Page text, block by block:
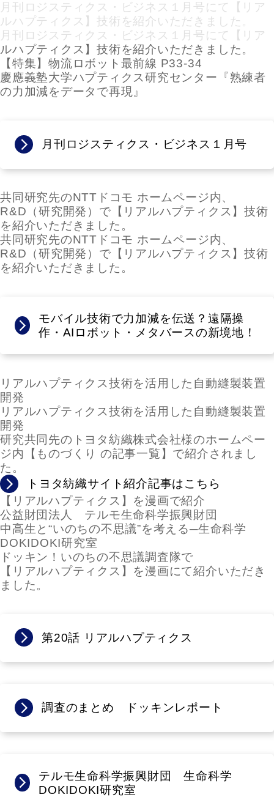
月刊ロジスティクス・ビジネス１月号にて【リア
ルハプティクス】技術を紹介いただきました。
月刊ロジスティクス・ビジネス１月号にて【リア
ルハプティクス】技術を紹介いただきました。
【特集】物流ロボット最前線 P33-34
慶應義塾大学ハプティクス研究センター『熟練者
の力加減をデータで再現』
月刊ロジスティクス・ビジネス１月号
共同研究先のNTTドコモ ホームページ内、
R&D（研究開発）で【リアルハプティクス】技術
を紹介いただきました。
共同研究先のNTTドコモ ホームページ内、
R&D（研究開発）で【リアルハプティクス】技術
を紹介いただきました。
モバイル技術で力加減を伝送？遠隔操
作・AIロボット・メタバースの新境地！
リアルハプティクス技術を活用した自動縫製装置
開発
リアルハプティクス技術を活用した自動縫製装置
開発
研究共同先のトヨタ紡織株式会社様のホームペー
ジ内【ものづくり の記事一覧】で紹介されまし
た。
トヨタ紡織サイト紹介記事はこちら
【リアルハプティクス】を漫画で紹介
公益財団法人 テルモ生命科学振興財団
中高生と“いのちの不思議”を考える─生命科学
DOKIDOKI研究室
ドッキン！いのちの不思議調査隊で
【リアルハプティクス】を漫画にて紹介いただき
ました。
第20話 リアルハプティクス
調査のまとめ ドッキンレポート
テルモ生命科学振興財団 生命科学
DOKIDOKI研究室